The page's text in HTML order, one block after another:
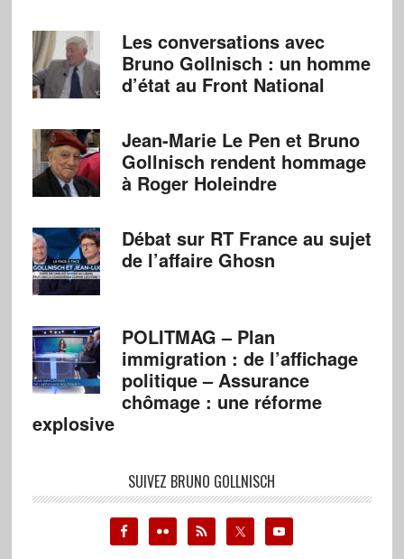
Les conversations avec
Bruno Gollnisch : un homme
d’état au Front National
Jean-Marie Le Pen et Bruno
Gollnisch rendent hommage
à Roger Holeindre
Débat sur RT France au sujet
de l’affaire Ghosn
POLITMAG – Plan
immigration : de l’affichage
politique – Assurance
chômage : une réforme
explosive
SUIVEZ BRUNO GOLLNISCH